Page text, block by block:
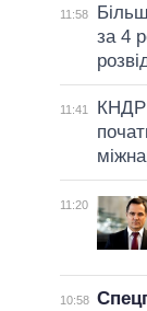
11:58
за 4
11:41
КНДР
11:20
10:58